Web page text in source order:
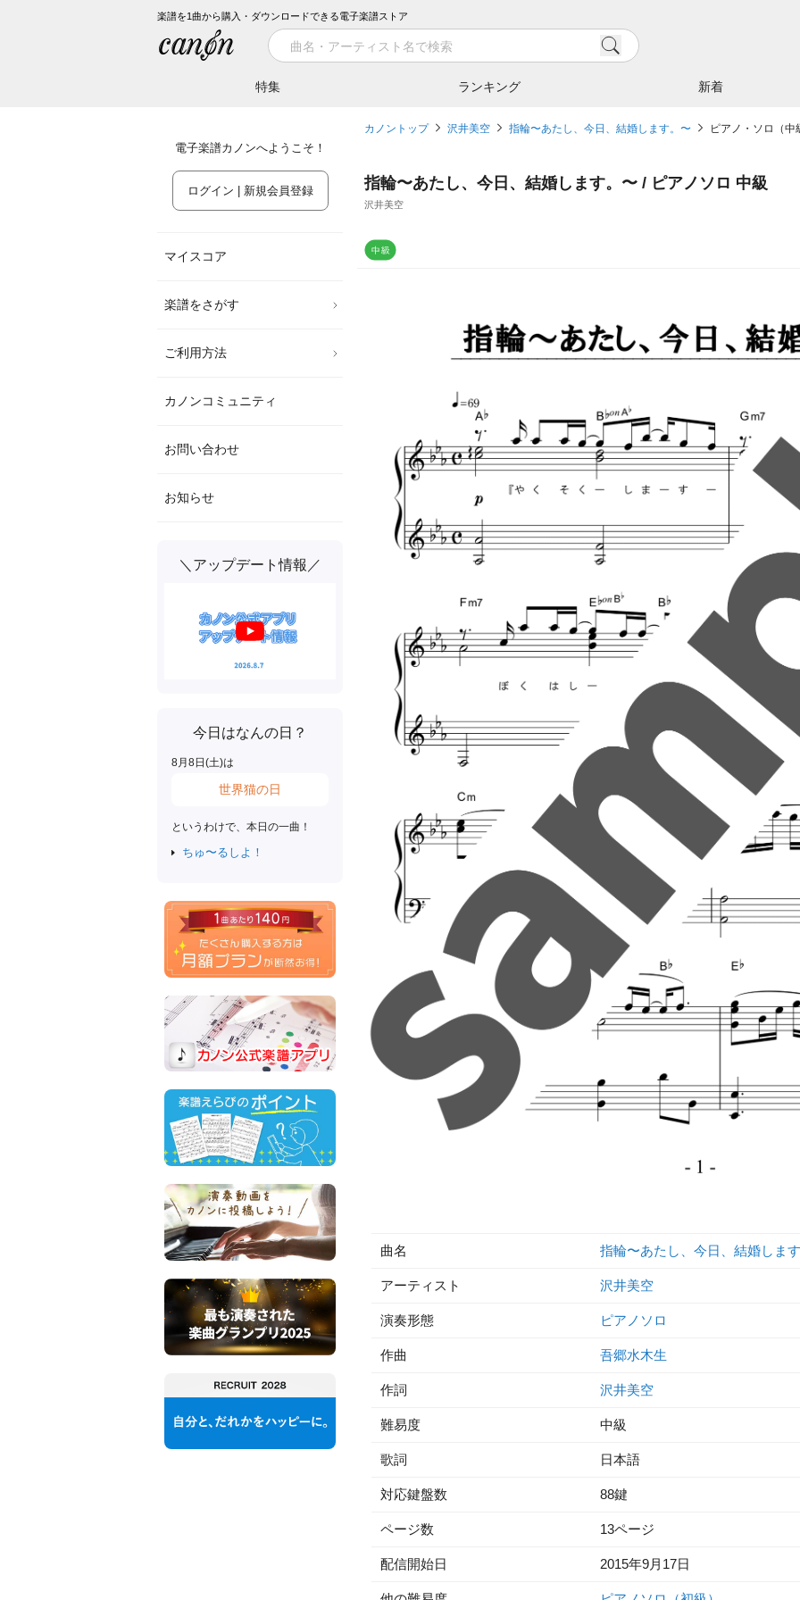
楽譜を1曲から購入・ダウンロードできる電子楽譜ストア
特集 ランキング 新着
電子楽譜カノンへようこそ！
ログイン | 新規会員登録
マイスコア
楽譜をさがす
ご利用方法
カノンコミュニティ
お問い合わせ
お知らせ
＼アップデート情報／
今日はなんの日？
8月 8日(土)は
世界猫の日
というわけで、本日の一曲！
ちゅ〜るしよ！
カノントップ 沢井美空 指輪〜あたし、今日、結婚します。〜 ピアノ・ソロ（中
指輪〜あたし、今日、結婚します。〜 / ピアノソロ 中級
沢井美空
曲名 指輪〜あたし、今日、結婚しま
アーティスト 沢井美空
演奏形態 ピアノソロ
作曲 吾郷水木生
作詞 沢井美空
難易度 中級
歌詞 日本語
対応鍵盤数 88鍵
ページ数 13ページ
配信開始日 2015年9月17日